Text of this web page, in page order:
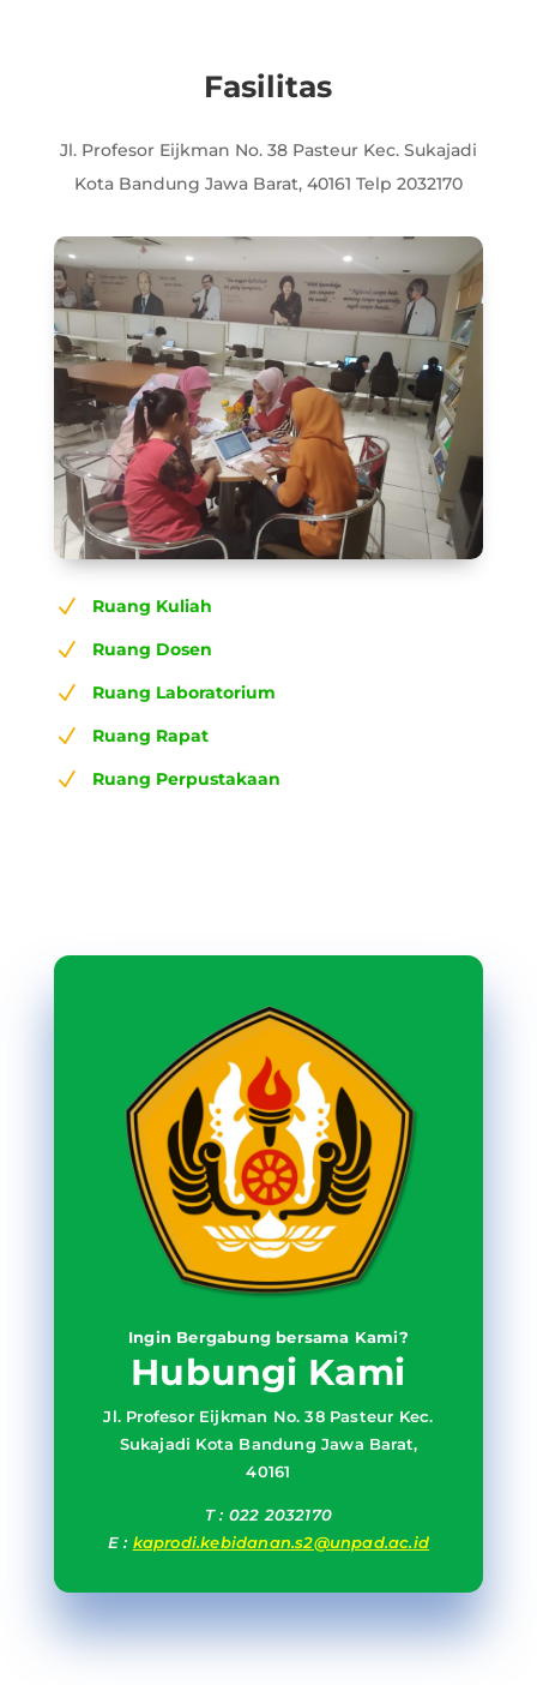
Fasilitas
Jl. Profesor Eijkman No. 38 Pasteur Kec. Sukajadi
Kota Bandung Jawa Barat, 40161 Telp 2032170
N Ruang Kuliah
N Ruang Dosen
N Ruang Laboratorium
N Ruang Rapat
N Ruang Perpustakaan
Ingin Bergabung bersama Kami?
Hubungi Kami
Jl. Profesor Eijkman No. 38 Pasteur Kec.
Sukajadi Kota Bandung Jawa Barat,
40161
T : 022 2032170
E : kaprodi.kebidanan.s2@unpad.ac.id